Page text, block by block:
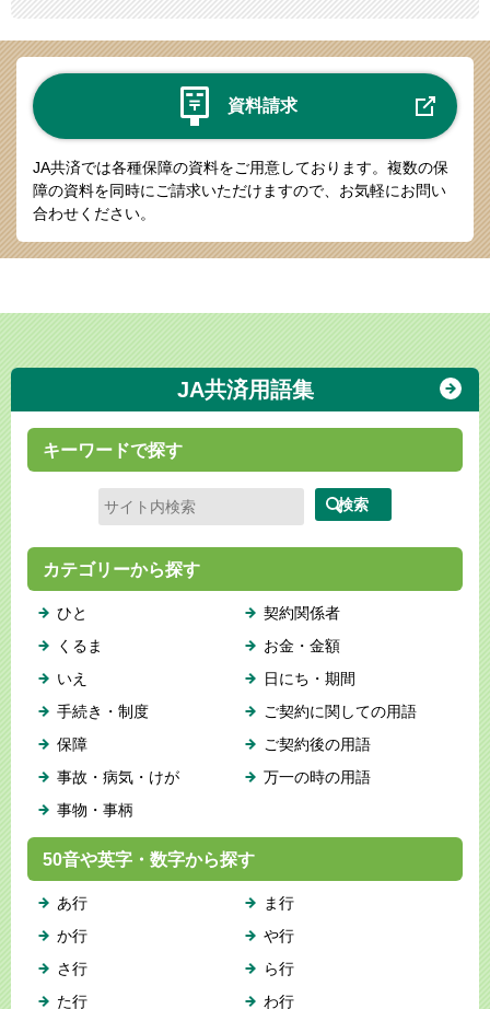
資料請求
JA共済では各種保障の資料をご用意しております。 複数の保
障の資料を同時にご請求いただけますので、お気軽にお問い
合わせください。
JA共済用語集
キーワードで探す
カテゴリーから探す
ひと
くるま
いえ
手続き・制度
保障
事故・病気・けが
事物・事柄
契約関係者
お金・金額
日にち・期間
ご契約に関しての用語
ご契約後の用語
万一の時の用語
50音や英字・数字から探す
あ行
か行
さ行
た行
ま行
や行
ら行
わ行